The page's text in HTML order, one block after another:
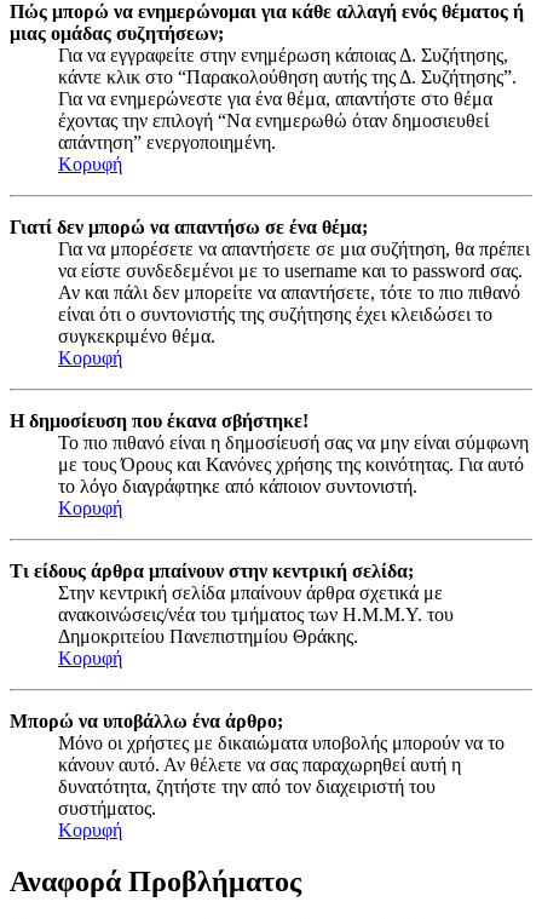
Πώς μπορώ να ενημερώνομαι για κάθε αλλαγή ενός θέματος ή
μιας ομάδας συζητήσεων;
Για να εγγραφείτε στην ενημέρωση κάποιας Δ. Συζήτησης,
κάντε κλικ στο “Παρακολούθηση αυτής της Δ. Συζήτησης”.
Για να ενημερώνεστε για ένα θέμα, απαντήστε στο θέμα
έχοντας την επιλογή “Να ενημερωθώ όταν δημοσιευθεί
απάντηση” ενεργοποιημένη.
Κορυφή
Γιατί δεν μπορώ να απαντήσω σε ένα θέμα;
Για να μπορέσετε να απαντήσετε σε μια συζήτηση, θα πρέπει
να είστε συνδεδεμένοι με το username και το password σας.
Αν και πάλι δεν μπορείτε να απαντήσετε, τότε το πιο πιθανό
είναι ότι ο συντονιστής της συζήτησης έχει κλειδώσει το
συγκεκριμένο θέμα.
Κορυφή
Η δημοσίευση που έκανα σβήστηκε!
Το πιο πιθανό είναι η δημοσίευσή σας να μην είναι σύμφωνη
με τους Όρους και Κανόνες χρήσης της κοινότητας. Για αυτό
το λόγο διαγράφτηκε από κάποιον συντονιστή.
Κορυφή
Τι είδους άρθρα μπαίνουν στην κεντρική σελίδα;
Στην κεντρική σελίδα μπαίνουν άρθρα σχετικά με
ανακοινώσεις/νέα του τμήματος των Η.Μ.Μ.Υ. του
Δημοκριτείου Πανεπιστημίου Θράκης.
Κορυφή
Μπορώ να υποβάλλω ένα άρθρο;
Μόνο οι χρήστες με δικαιώματα υποβολής μπορούν να το
κάνουν αυτό. Αν θέλετε να σας παραχωρηθεί αυτή η
δυνατότητα, ζητήστε την από τον διαχειριστή του
συστήματος.
Κορυφή
Αναφορά Προβλήματος